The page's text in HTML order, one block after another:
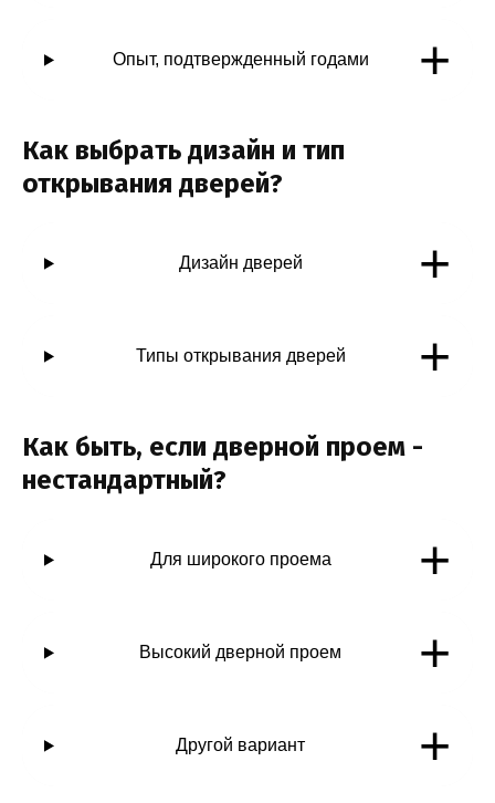
Опыт, подтвержденный годами +
Как выбрать дизайн и тип
открывания дверей?
Дизайн дверей +
Типы открывания дверей +
Как быть, если дверной проем -
нестандартный?
Для широкого проема +
Высокий дверной проем +
Другой вариант +